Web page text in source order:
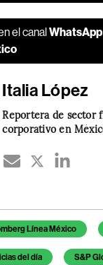
el canalWhatsApp
Italia López
Reportera de sector
corporativo en
artículoLínea México
del día S&P